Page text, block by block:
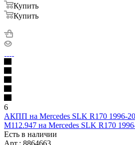
Купить
Купить
6
АКПП на Mercedes SLK R170 1996-
M112.947 на Mercedes SLK R170
Есть в наличии
Арт.: 8864663